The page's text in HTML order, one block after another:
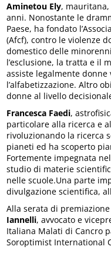
Aminetou Ely,
anni. Nonostante le
Paese, ha fondato
(Afcf), contro le violenze
domestico delle
l’esclusione, la tratta e il
assiste legalmente
l’alfabetizzazione. Altro
donne al livello
Francesca Faedi,
particolare alla ricerca e
rivoluzionando la ricerca
pianeti ed ha scoperto
Fortemente impegnata
studio di materie
nelle scuole.Una parte
divulgazione scientifica,
Alla serata di
Iannelli, avvocato e
Italiana Malati di Cancro
Soroptimist International